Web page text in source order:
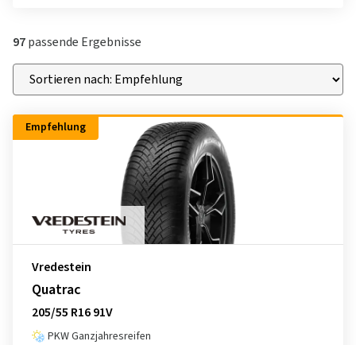
97passende Ergebnisse
Empfehlung
Vredestein
Quatrac
205/55 R16 91V
PKW Ganzjahresreifen